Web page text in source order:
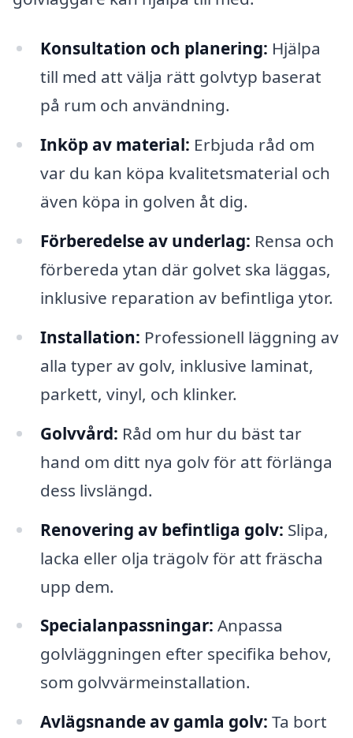
Konsultation och planering: Hjälpa
till med att välja rätt golvtyp baserat
på rum och användning.
Inköp av material: Erbjuda råd om
var du kan köpa kvalitetsmaterial och
även köpa in golven åt dig.
Förberedelse av underlag: Rensa och
förbereda ytan där golvet ska läggas,
inklusive reparation av befintliga ytor.
Installation: Professionell läggning av
alla typer av golv, inklusive laminat,
parkett, vinyl, och klinker.
Golvvård: Råd om hur du bäst tar
hand om ditt nya golv för att förlänga
dess livslängd.
Renovering av befintliga golv: Slipa,
lacka eller olja trägolv för att fräscha
upp dem.
Specialanpassningar: Anpassa
golvläggningen efter specifika behov,
som golvvärmeinstallation.
Avlägsnande av gamla golv: Ta bort